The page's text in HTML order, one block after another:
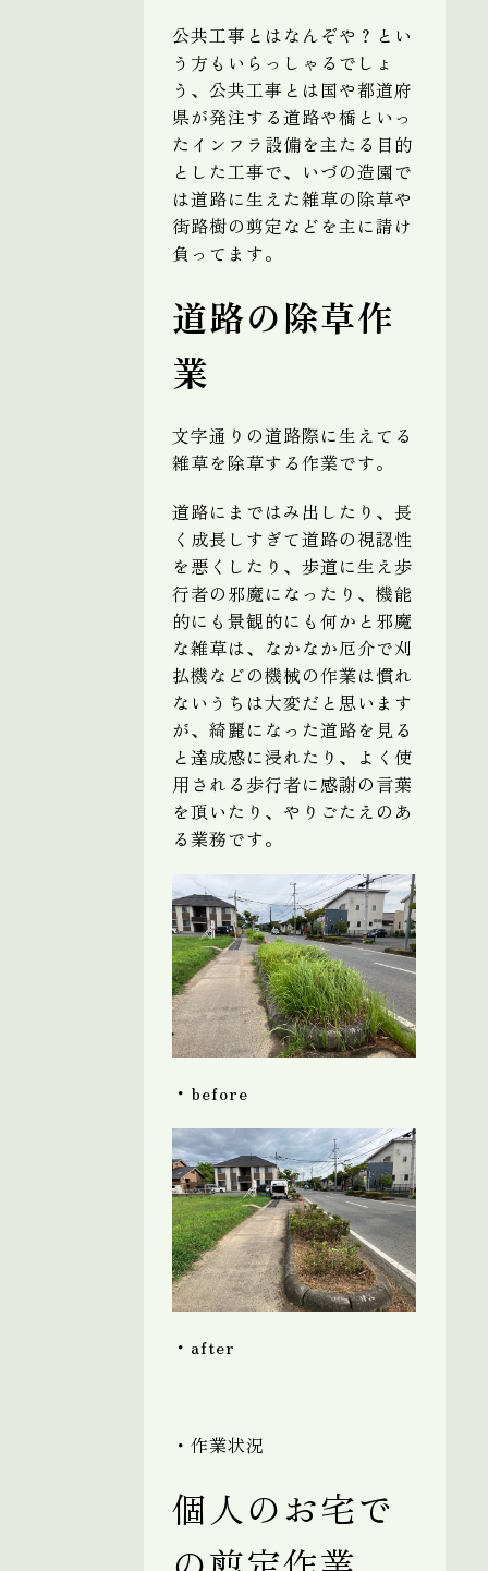
公共工事とはなんぞや？とい
う方もいらっしゃるでしょ
う、公共工事とは国や都道府
県が発注する道路や橋といっ
たインフラ設備を主たる目的
とした工事で、いづの造園で
は道路に生えた雑草の除草や
街路樹の剪定などを主に請け
負ってます。
道路の除草作
業
文字通りの道路際に生えてる
雑草を除草する作業です。
道路にまではみ出したり、長
く成長しすぎて道路の視認性
を悪くしたり、歩道に生え歩
行者の邪魔になったり、機能
的にも景観的にも何かと邪魔
な雑草は、なかなか厄介で刈
払機などの機械の作業は慣れ
ないうちは大変だと思います
が、綺麗になった道路を見る
と達成感に浸れたり、よく使
用される歩行者に感謝の言葉
を頂いたり、やりごたえのあ
る業務です。
・before
・after
・作業状況
個人のお宅で